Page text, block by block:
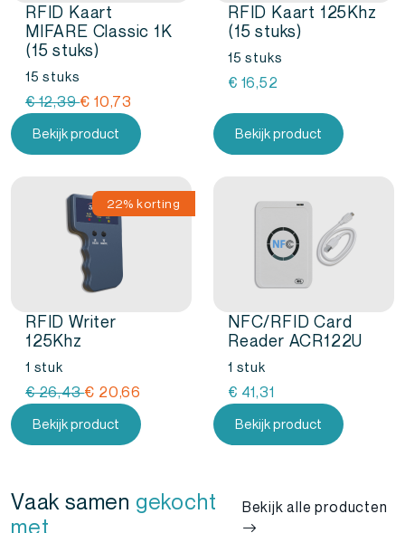
RFID Kaart
MIFARE Classic 1K
(15 stuks)
15 stuks
€12,39Oorspronkelijke
was:
12,39.
€ 10,73
prijs
is:
10,73.
Bekijk product
RFID Kaart 125Khz
(15 stuks)
15 stuks
€ 16,52
Bekijk product
22% korting
RFID Writer
125Khz
1 stuk
€26,43Oorspronkelijke
was:
€ 20,66
is:
Bekijk product
NFC/RFID Card
Reader ACR122U
1 stuk
€ 41,31
Bekijk product
Vaak samen gekocht
met
Bekijk alle producten